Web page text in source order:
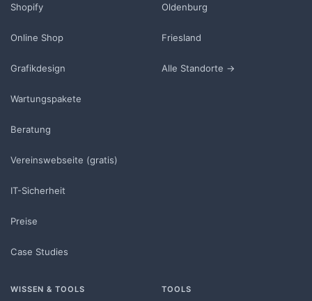
Shopify
Online Shop
Grafikdesign
Wartungspakete
Beratung
Vereinswebseite (gratis)
IT-Sicherheit
Preise
Case Studies
Oldenburg
Friesland
Alle Standorte →
WISSEN & TOOLS TOOLS